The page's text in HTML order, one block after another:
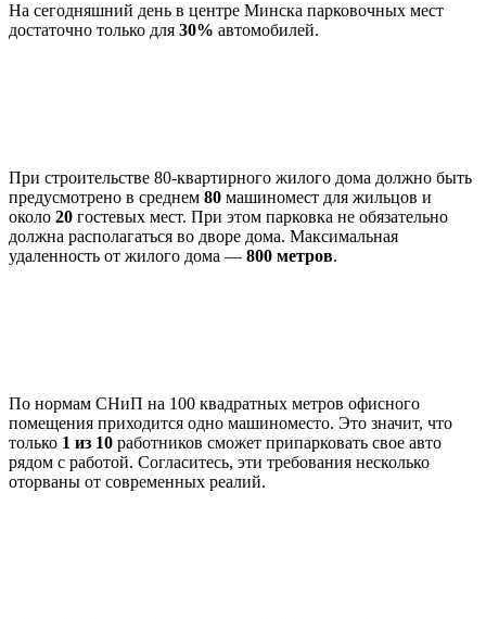
На сегодняшний день в центре Минска парковочных мест
достаточно только для 30% автомобилей.
При строительстве 80-квартирного жилого дома должно быть
предусмотрено в среднем 80 машиномест для жильцов и
около 20 гостевых мест. При этом парковка не обязательно
должна располагаться во дворе дома. Максимальная
удаленность от жилого дома — 800 метров.
По нормам СНиП на 100 квадратных метров офисного
помещения приходится одно машиноместо. Это значит, что
только 1 из 10 работников сможет припарковать свое авто
рядом с работой. Согласитесь, эти требования несколько
оторваны от современных реалий.